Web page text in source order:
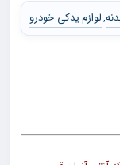
,لوازم یدکی خودرو